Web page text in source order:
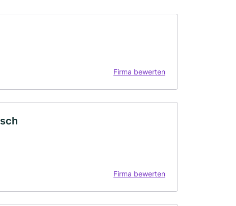
Firma bewerten
Firma bewerten